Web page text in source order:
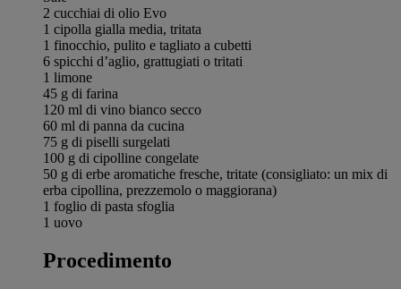
2 cucchiai di olio Evo
1 cipolla gialla media, tritata
1 finocchio, pulito e tagliato a cubetti
6 spicchi d’aglio, grattugiati o tritati
1 limone
45 g di farina
120 ml di vino bianco secco
60 ml di panna da cucina
75 g di piselli surgelati
100 g di cipolline congelate
50 g di erbe aromatiche fresche, tritate (consigliato: un mix di
erba cipollina, prezzemolo o maggiorana)
1 foglio di pasta sfoglia
1 uovo
Procedimento